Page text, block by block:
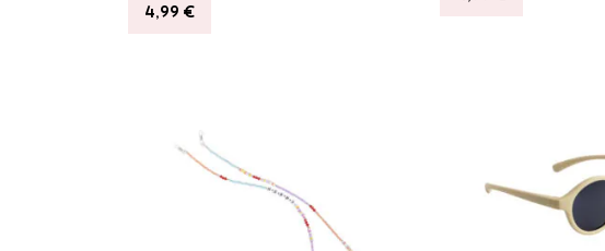
4,99 €